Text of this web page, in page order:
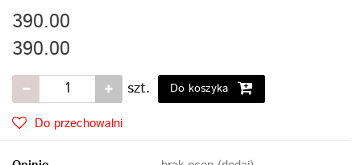
390.00
390.00
szt. Do koszyka
Do przechowalni